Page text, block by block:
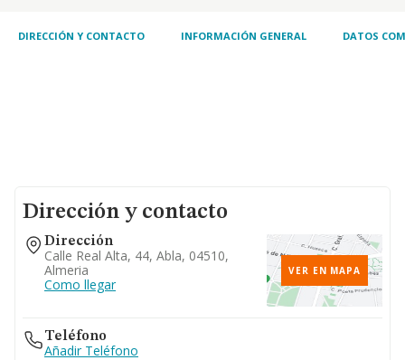
DIRECCIÓN Y CONTACTO INFORMACIÓN GENERAL DATOS
Dirección y contacto
Dirección
Calle Real Alta, 44, Abla, 04510,
Almeria
Como llegar
VER EN MAPA
Teléfono
Añadir Teléfono